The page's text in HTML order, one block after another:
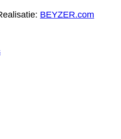
BEYZER.com